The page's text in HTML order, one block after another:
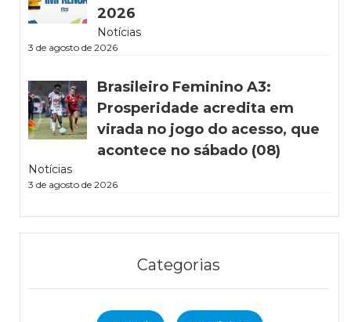
2026
Notícias
3 de agosto de 2026
Brasileiro Feminino A3:
Prosperidade acredita em
virada no jogo do acesso, que
acontece no sábado (08)
Notícias
3 de agosto de 2026
Categorias